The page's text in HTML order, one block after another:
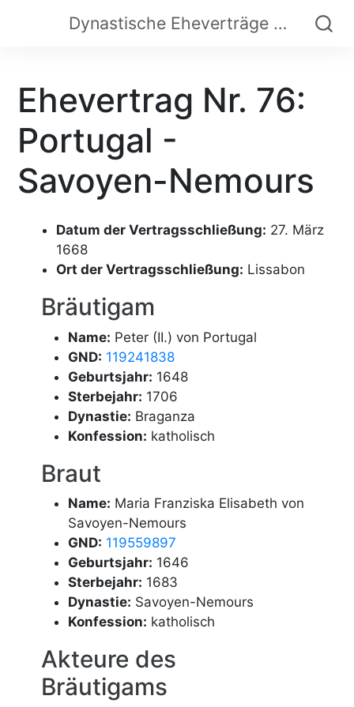
Dynastische Eheverträge der Frühen Neuzeit
Ehevertrag Nr. 76:
Portugal -
Savoyen-Nemours
Datum der Vertragsschließung: 27. März
1668
Ort der Vertragsschließung: Lissabon
Bräutigam
Name: Peter (II.) von Portugal
GND: 119241838
Geburtsjahr: 1648
Sterbejahr: 1706
Dynastie: Braganza
Konfession: katholisch
Braut
Name: Maria Franziska Elisabeth von
Savoyen-Nemours
GND: 119559897
Geburtsjahr: 1646
Sterbejahr: 1683
Dynastie: Savoyen-Nemours
Konfession: katholisch
Akteure des
Bräutigams